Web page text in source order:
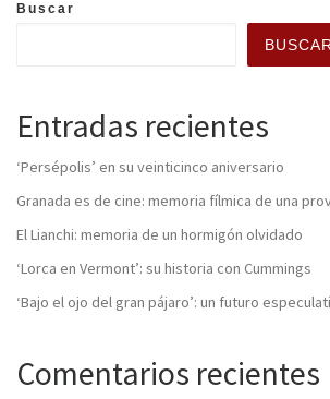
Buscar
BUSCAR
Entradas recientes
‘Persépolis’ en su veinticinco aniversario
Granada es de cine: memoria fílmica de una
El Lianchi: memoria de un hormigón olvidado
‘Lorca en Vermont’: su historia con Cummings
‘Bajo el ojo del gran pájaro’: un futuro
Comentarios recientes